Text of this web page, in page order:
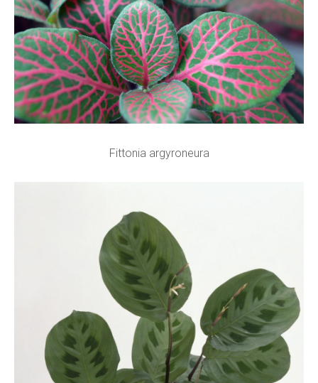
Fittonia argyroneura